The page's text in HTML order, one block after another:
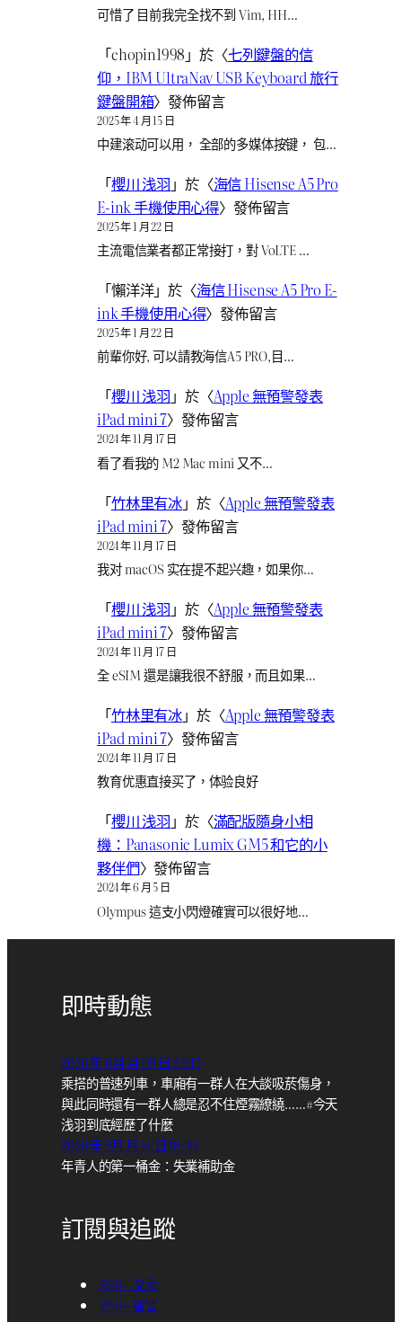
可惜了 目前我完全找不到 Vim, HH…
「chopin1998 」於〈七列鍵盤的信
仰，IBM UltraNav USB Keyboard 旅行
鍵盤開箱〉發佈留言
2025 年 4 月 15 日
中建滚动可以用， 全部的多媒体按键， 包…
「櫻川 浅羽 」於〈海信 Hisense A5 Pro
E-ink 手機使用心得〉發佈留言
2025 年 1 月 22 日
主流電信業者都正常接打，對 VoLTE …
「懶洋洋」於〈海信 Hisense A5 Pro E-
ink 手機使用心得〉發佈留言
2025 年 1 月 22 日
前輩你好, 可以請教海信A5 PRO,目…
「櫻川 浅羽 」於〈Apple 無預警發表
iPad mini 7〉發佈留言
2024 年 11 月 17 日
看了看我的 M2 Mac mini 又不…
「竹林里有冰」於〈Apple 無預警發表
iPad mini 7〉發佈留言
2024 年 11 月 17 日
我对 macOS 实在提不起兴趣，如果你…
「櫻川 浅羽 」於〈Apple 無預警發表
iPad mini 7〉發佈留言
2024 年 11 月 17 日
全 eSIM 還是讓我很不舒服，而且如果…
「竹林里有冰」於〈Apple 無預警發表
iPad mini 7〉發佈留言
2024 年 11 月 17 日
教育优惠直接买了，体验良好
「櫻川 浅羽 」於〈滿配版隨身小相
機：Panasonic Lumix GM5 和它的小
夥伴們〉發佈留言
2024 年 6 月 5 日
Olympus 這支小閃燈確實可以很好地…
即時動態
2026 年 6月 月 09 日 23:45
乘搭的普速列車，車廂有一群人在大談吸菸傷身，
與此同時還有一群人總是忍不住煙霧繚繞……#今天
浅羽到底經歷了什麼
2026 年 5月 月 14 日 18:30
年青人的第一桶金：失業補助金
訂閱與追蹤
RSS – 文章
RSS – 留言